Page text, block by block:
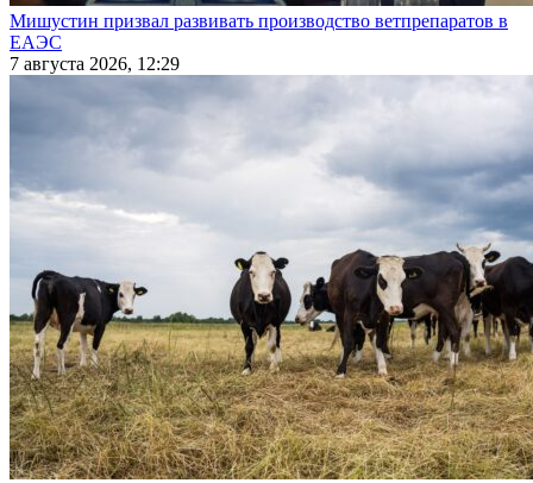
Мишустин призвал развивать производство ветпрепаратов в
ЕАЭС
7 августа 2026, 12:29